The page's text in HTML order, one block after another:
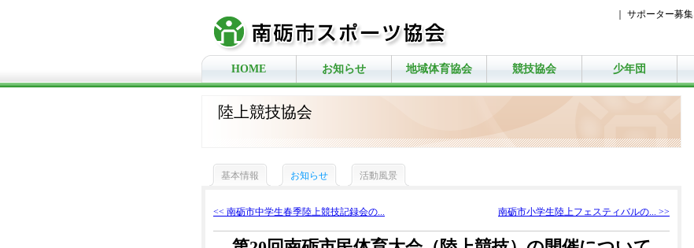
サポーター募集
HOME お知らせ 地域体育協会 競技協会 少年団
陸上競技協会
基本情報 お知らせ 活動風景
<< 南砺市中学生春季陸上競技記録会の... 南砺市小学生陸上フェスティバルの... >>